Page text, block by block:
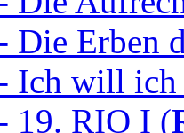
Die Erben
Ich will ich
19. RIO I (